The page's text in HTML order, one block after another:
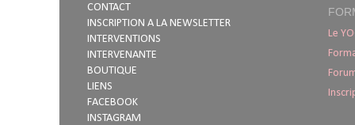
CONTACT
INSCRIPTION A LA NEWSLETTER
INTERVENTIONS
INTERVENANTE
BOUTIQUE
LIENS
FACEBOOK
INSTAGRAM
Le